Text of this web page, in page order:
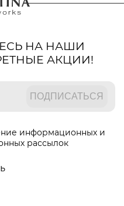
НА НАШИ
АКЦИИ!
информационных и
рассылок